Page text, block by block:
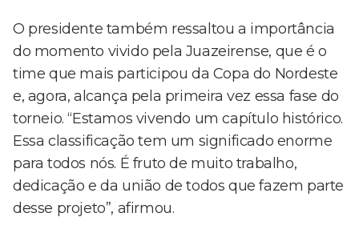
O presidente também ressaltou a importância
do momento vivido pela Juazeirense, que é o
time que mais participou da Copa do Nordeste
e, agora, alcança pela primeira vez essa fase do
torneio. “Estamos vivendo um capítulo histórico.
Essa classificação tem um significado enorme
para todos nós. É fruto de muito trabalho,
dedicação e da união de todos que fazem parte
desse projeto”, afirmou.